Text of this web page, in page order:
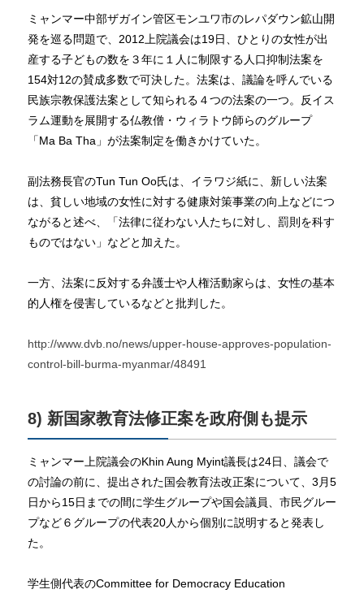
ミャンマー中部ザガイン管区モンユワ市のレパダウン鉱山開
発を巡る問題で、2012上院議会は19日、ひとりの女性が出
産する子どもの数を３年に１人に制限する人口抑制法案を
154対12の賛成多数で可決した。法案は、議論を呼んでいる
民族宗教保護法案として知られる４つの法案の一つ。反イス
ラム運動を展開する仏教僧・ウィラトウ師らのグループ
「Ma Ba Tha」が法案制定を働きかけていた。
副法務長官のTun Tun Oo氏は、イラワジ紙に、新しい法案
は、貧しい地域の女性に対する健康対策事業の向上などにつ
ながると述べ、「法律に従わない人たちに対し、罰則を科す
ものではない」などと加えた。
一方、法案に反対する弁護士や人権活動家らは、女性の基本
的人権を侵害しているなどと批判した。
http://www.dvb.no/news/upper-house-approves-population-
control-bill-burma-myanmar/48491
8) 新国家教育法修正案を政府側も提示
ミャンマー上院議会のKhin Aung Myint議長は24日、議会で
の討論の前に、提出された国会教育法改正案について、3月5
日から15日までの間に学生グループや国会議員、市民グルー
プなど６グループの代表20人から個別に説明すると発表し
た。
学生側代表のCommittee for Democracy Education